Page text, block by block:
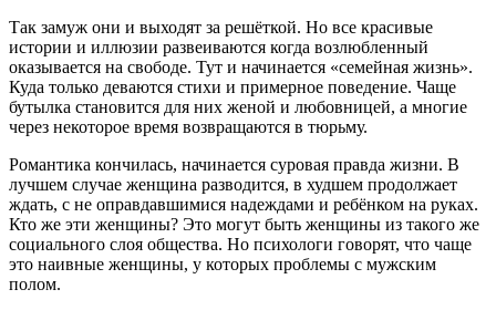
Так замуж они и выходят за решёткой. Но все красивые
истории и иллюзии развеиваются когда возлюбленный
оказывается на свободе. Тут и начинается «семейная жизнь».
Куда только деваются стихи и примерное поведение. Чаще
бутылка становится для них женой и любовницей, а многие
через некоторое время возвращаются в тюрьму.
Романтика кончилась, начинается суровая правда жизни. В
лучшем случае женщина разводится, в худшем продолжает
ждать, с не оправдавшимися надеждами и ребёнком на руках.
Кто же эти женщины? Это могут быть женщины из такого же
социального слоя общества. Но психологи говорят, что чаще
это наивные женщины, у которых проблемы с мужским
полом.